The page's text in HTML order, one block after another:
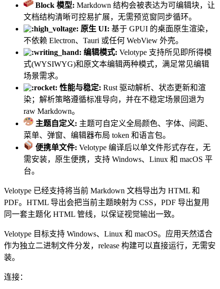
Block 模型: Markdown 结构会被表达为可编辑块，让
文档结构清晰可控易扩展，无需预览窗同步循环。
原生 UI: 基于 GPUI 的桌面原生渲染，
不依赖 Electron、Tauri 或任何 WebView 外壳。
编辑模式: Velotype 支持所见即所得模
式(WYSIWYG)和原文本编辑两种模式，满足常见编辑
场景需求。
性能与稳定: Rust 驱动解析、状态更新和渲
染；解析策略遵循标准导向，并在不稳定场景回退为
raw Markdown。
主题自定义: 主题可自定义全局颜色、字体、间距、
菜单、弹窗、编辑器布局 token 和语言包。
便携单文件: Velotype 编译后以单文件形式存在，无
需安装，原生便携，支持 Windows、Linux 和 macOS 平
台。
Velotype 已经支持将当前 Markdown 文档导出为 HTML 和
PDF。HTML 导出会把当前主题映射为 CSS，PDF 导出复用
同一套主题化 HTML 管线，以保证视觉输出一致。
Velotype 目标支持 Windows、Linux 和 macOS。应用天然适合
作为独立二进制文件分发，release 构建可以直接运行，无需安
装。
连接：